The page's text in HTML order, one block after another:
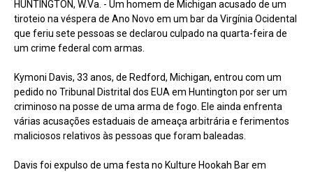
HUNTINGTON, W.Va. - Um homem de Michigan acusado de um
tiroteio na véspera de Ano Novo em um bar da Virgínia Ocidental
que feriu sete pessoas se declarou culpado na quarta-feira de
um crime federal com armas.
Kymoni Davis, 33 anos, de Redford, Michigan, entrou com um
pedido no Tribunal Distrital dos EUA em Huntington por ser um
criminoso na posse de uma arma de fogo. Ele ainda enfrenta
várias acusações estaduais de ameaça arbitrária e ferimentos
maliciosos relativos às pessoas que foram baleadas.
Davis foi expulso de uma festa no Kulture Hookah Bar em